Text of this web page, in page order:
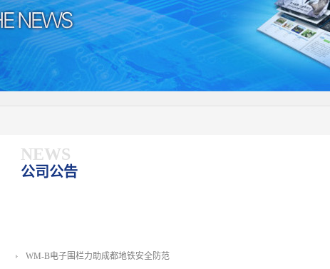
NEWS
公司公告
WM-B电子围栏力助成都地铁安全防范